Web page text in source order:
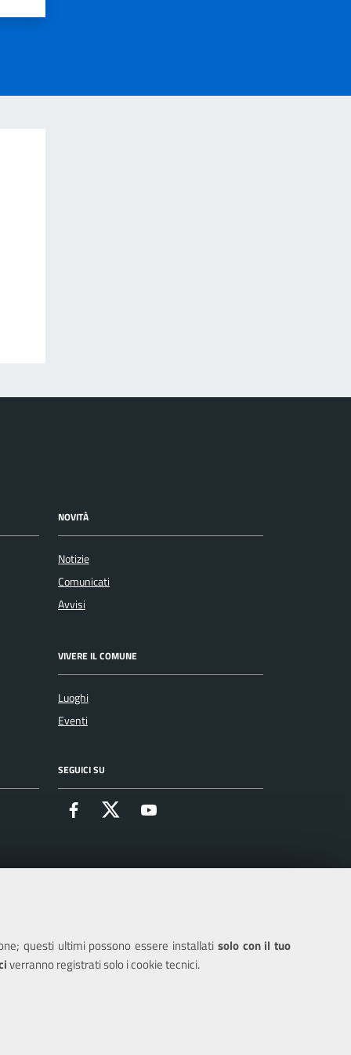
questi ultimi possono essere installati solo con il tuo
verranno registrati solo i cookie tecnici.
NOVITÀ
Notizie
Comunicati
Avvisi
VIVERE IL COMUNE
Luoghi
Eventi
SEGUICI SU
Facebook